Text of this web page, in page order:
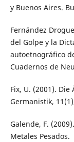
y Buenos Aires.
Fernández
del Golpe y la
autoetnográfico
Cuadernos de
Fix, U. (2001).
Germanistik,
Galende, F.
Metales Pesados.